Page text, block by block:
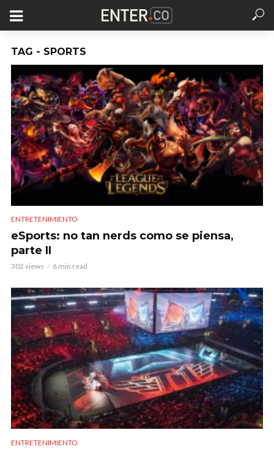
TAG - SPORTS
ENTRETENIMIENTO
eSports: no tan nerds como se piensa,
parte II
302 views 6 min read
ENTRETENIMIENTO